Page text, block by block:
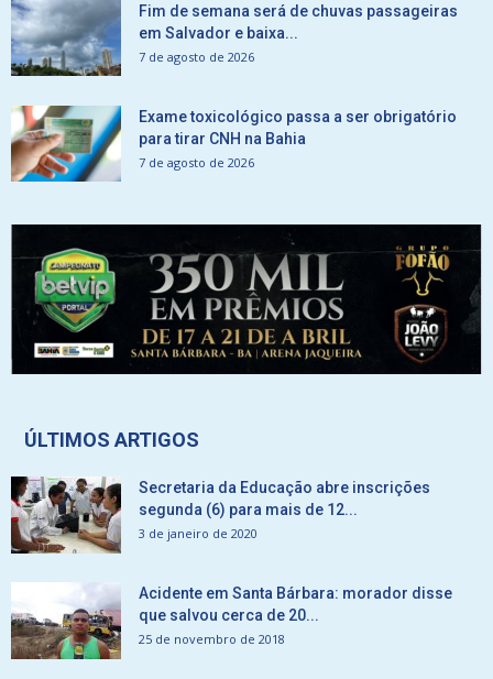
Fim de semana será de chuvas passageiras
em Salvador e baixa...
7 de agosto de 2026
Exame toxicológico passa a ser obrigatório
para tirar CNH na Bahia
7 de agosto de 2026
ÚLTIMOS ARTIGOS
Secretaria da Educação abre inscrições
segunda (6) para mais de 12...
3 de janeiro de 2020
Acidente em Santa Bárbara: morador disse
que salvou cerca de 20...
25 de novembro de 2018